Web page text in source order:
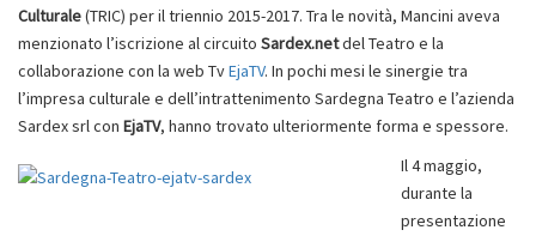
Culturale(TRIC) per il triennio 2015-2017. Tra le novità, Mancini aveva
menzionato l’iscrizione al circuito Sardex.netdel Teatro e la
collaborazione con la web TvEjaTV. In pochi mesi le sinergie tra
l’impresa culturale e dell’intrattenimento Sardegna Teatro e l’azienda
Sardex srl con EjaTV, hanno trovato ulteriormente forma e spessore.
Il 4 maggio,
durante la
presentazione